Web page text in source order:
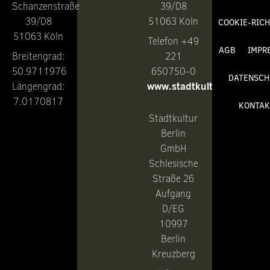
Schanzenstraße
39/D8
51063 Köln
Breitengrad:
50.9711976
Längengrad:
7.0170817
39/D8
51063 Köln
Telefon +49
221
650750-0
www.stadtkultur.de
Stadtkultur
Berlin
GmbH
Schlesische
Straße 26
Aufgang
D/EG
10997
Berlin
Kreuzberg
COOKIE-
AGB